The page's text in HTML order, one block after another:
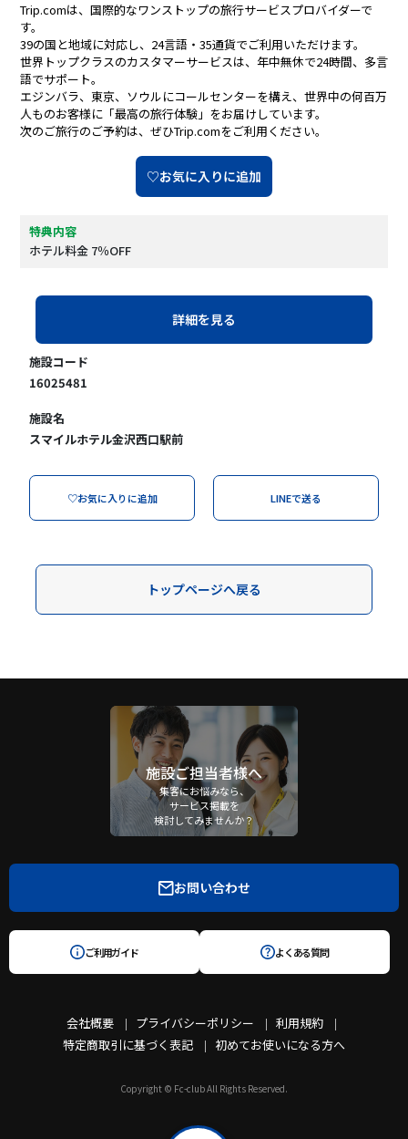
Trip.comは、国際的なワンストップの旅行サービスプロバイダーで
す。
39の国と地域に対応し、24言語・35通貨でご利用いただけます。
世界トップクラスのカスタマーサービスは、年中無休で24時間、多言
語でサポート。
エジンバラ、東京、ソウルにコールセンターを構え、世界中の何百万
人ものお客様に「最高の旅行体験」をお届けしています。
次のご旅行のご予約は、ぜひTrip.comをご利用ください。
♡お気に入りに追加
特典内容
ホテル料金 7％OFF
詳細を見る
施設コード
16025481
施設名
スマイルホテル金沢西口駅前
♡お気に入りに追加 LINEで送る
トップページへ戻る
施設ご担当者様へ
集客にお悩みなら、
サービス掲載を
検討してみませんか？
会社概要 プライバシーポリシー
利用規約
特定商取引に基づく表記
初めてお使いになる方へ
お問い合わせ
ご利用ガイド よくある質問
Copyright © Fc-club All Rights Reserved.